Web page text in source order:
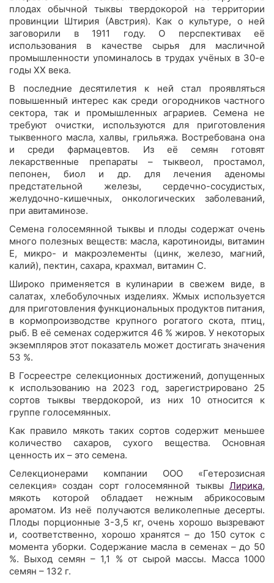
плодах обычной тыквы твердокорой на территории
провинции Штирия (Австрия). Как о культуре, о ней
заговорили в 1911 году. О перспективах её
использования в качестве сырья для масличной
промышленности упоминалось в трудах учёных в 30-е
годы XX века.
В последние десятилетия к ней стал проявляться
повышенный интерес как среди огородников частного
сектора, так и промышленных аграриев. Семена не
требуют очистки, используются для приготовления
тыквенного масла, халвы, грильяжа. Востребована она
и среди фармацевтов. Из её семян готовят
лекарственные препараты – тыквеол, простамол,
пепонен, биол и др. для лечения аденомы
предстательной железы, сердечно-сосудистых,
желудочно-кишечных, онкологических заболеваний,
при авитаминозе.
Семена голосемянной тыквы и плоды содержат очень
много полезных веществ: масла, каротиноиды, витамин
Е, микро- и макроэлементы (цинк, железо, магний,
калий), пектин, сахара, крахмал, витамин С.
Широко применяется в кулинарии в свежем виде, в
салатах, хлебобулочных изделиях. Жмых используется
для приготовления функциональных продуктов питания,
в кормопроизводстве крупного рогатого скота, птиц,
рыб. В её семенах содержится 46 % жиров. У некоторых
экземпляров этот показатель может достигать значения
53 %.
В Госреестре селекционных достижений, допущенных
к использованию на 2023 год, зарегистрировано 25
сортов тыквы твердокорой, из них 10 относится к
группе голосемянных.
Как правило мякоть таких сортов содержит меньшее
количество сахаров, сухого вещества. Основная
ценность их – это семена.
Селекционерами компании ООО «Гетерозисная
селекция» создан сорт голосемянной тыквы Лирика,
мякоть которой обладает нежным абрикосовым
ароматом. Из неё получаются великолепные десерты.
Плоды порционные 3-3,5 кг, очень хорошо вызревают
и, соответственно, хорошо хранятся – до 150 суток с
момента уборки. Содержание масла в семенах – до 50
%. Выход семян – 1,1 % от сырой массы. Масса 1000
семян – 132 г.